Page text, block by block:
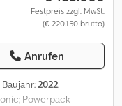
Festpreis zzgl. MwSt.
(€ 220.150 brutto)
Anrufen
Baujahr:2022,
Powerpack